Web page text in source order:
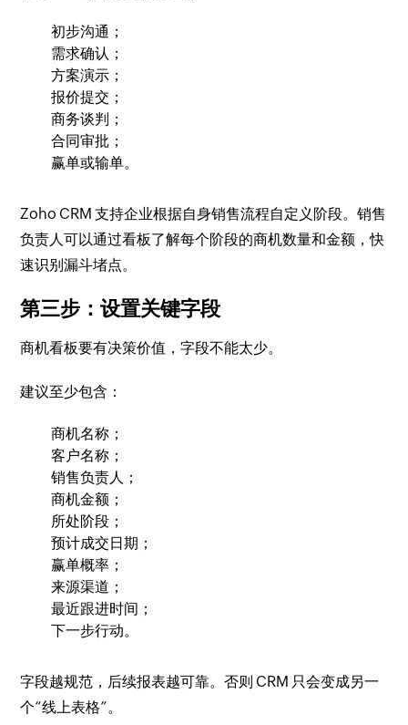
初步沟通；
需求确认；
方案演示；
报价提交；
商务谈判；
合同审批；
赢单或输单。
Zoho CRM 支持企业根据自身销售流程自定义阶段。销售
负责人可以通过看板了解每个阶段的商机数量和金额，快
速识别漏斗堵点。
第三步：设置关键字段
商机看板要有决策价值，字段不能太少。
建议至少包含：
商机名称；
客户名称；
销售负责人；
商机金额；
所处阶段；
预计成交日期；
赢单概率；
来源渠道；
最近跟进时间；
下一步行动。
字段越规范，后续报表越可靠。否则 CRM 只会变成另一
个“线上表格”。